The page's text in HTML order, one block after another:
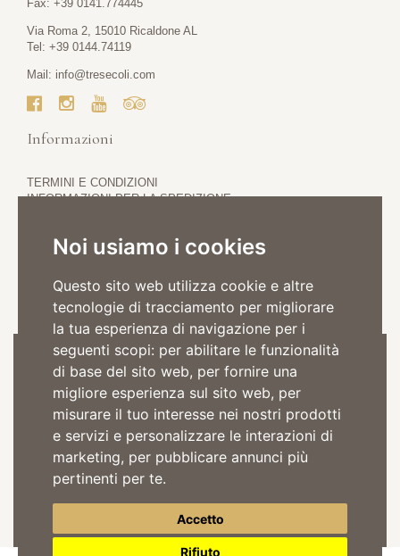
Noi usiamo i cookies
Questo sito web utilizza cookie e altre
tecnologie di tracciamento per migliorare
la tua esperienza di navigazione per i
seguenti scopi: per abilitare le funzionalità
di base del sito web, per fornire una
migliore esperienza sul sito web, per
misurare il tuo interesse nei nostri prodotti
e servizi e personalizzare le interazioni di
marketing, per pubblicare annunci più
pertinenti per te.
Accetto
Rifiuto
Fax: +39 0141.774445
Via Roma 2, 15010 Ricaldone AL
Tel: +39 0144.74119
Mail: info@tresecoli.com
Informazioni
TERMINI E CONDIZIONI
INFORMAZIONI PER LA SPEDIZIONE
Iscriviti alla Newsletter
accordo allaprivacy policy
ISCRIVITI